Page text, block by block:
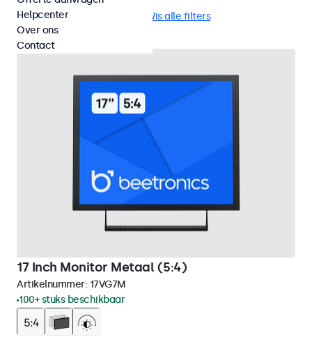
17 inch monitoren Wis alle filters
17 Inch Monitor Metaal (5:4)
Artikelnummer: 17VG7M
100+ stuks beschikbaar
Helpcenter
Over ons
Contact